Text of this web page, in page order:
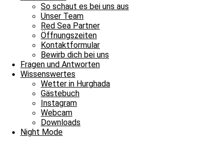
So schaut es bei uns aus
Unser Team
Red Sea Partner
Öffnungszeiten
Kontaktformular
Bewirb dich bei uns
Fragen und Antworten
Wissenswertes
Wetter in Hurghada
Gästebuch
Instagram
Webcam
Downloads
Night Mode
Weiterlesen »
11. Februar 2025 Keine Kommentare
Tägliche Tauchausfahrten
Der September beginnt frisch und fröhlich
Der September beginnt frisch und fröhlich und damit heißt es
Weiterlesen »
1. September 2024Keine Kommentare
Tägliche Tauchausfahrten
Der neue Tag bescherte uns frischen Wind